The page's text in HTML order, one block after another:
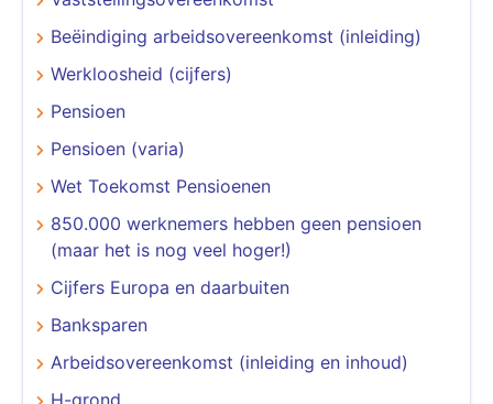
Beëindiging arbeidsovereenkomst (inleiding)
Werkloosheid (cijfers)
Pensioen
Pensioen (varia)
Wet Toekomst Pensioenen
850.000 werknemers hebben geen pensioen
(maar het is nog veel hoger!)
Cijfers Europa en daarbuiten
Banksparen
Arbeidsovereenkomst (inleiding en inhoud)
H-grond